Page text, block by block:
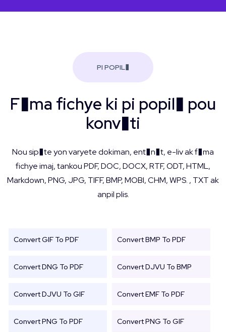
PI POPIL�
F�ma fichye ki pi popil� pou
konv�ti
Nou sip�te yon varyete dokiman, ent�n�t, e-liv ak f�ma
fichye imaj, tankou PDF, DOC, DOCX, RTF, ODT, HTML,
Markdown, PNG, JPG, TIFF, BMP, MOBI, CHM, WPS. , TXT ak
anpil plis.
Convert GIF To PDF Convert BMP To PDF
Convert DNG To PDF Convert DJVU To BMP
Convert DJVU To GIF Convert EMF To PDF
Convert PNG To PDF Convert PNG To GIF